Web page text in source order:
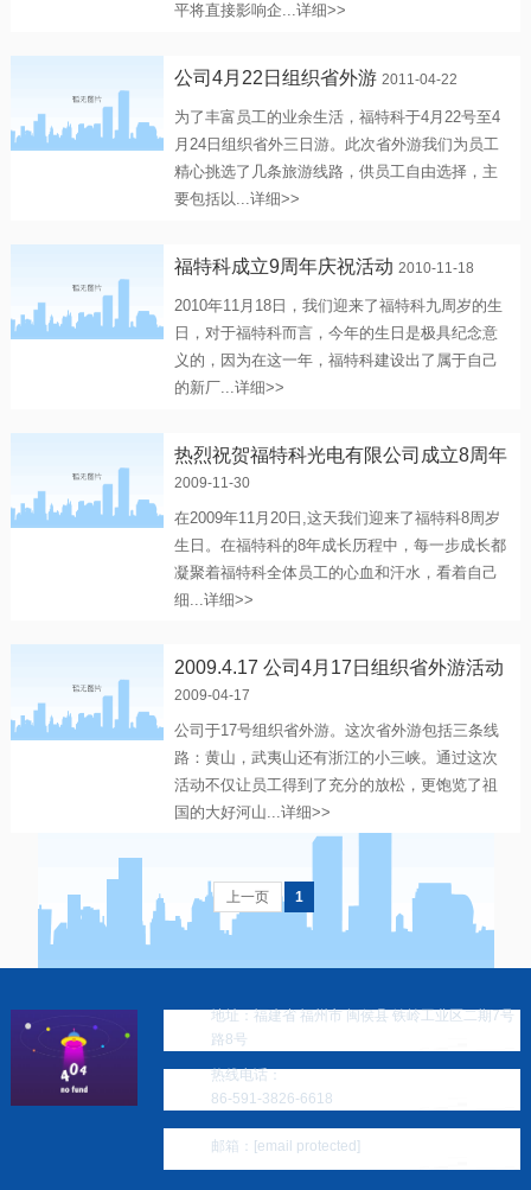
平将直接影响企...详细>>
公司4月22日组织省外游 2011-04-22
为了丰富员工的业余生活，福特科于4月22号至4
月24日组织省外三日游。此次省外游我们为员工
精心挑选了几条旅游线路，供员工自由选择，主
要包括以...详细>>
福特科成立9周年庆祝活动 2010-11-18
2010年11月18日，我们迎来了福特科九周岁的生
日，对于福特科而言，今年的生日是极具纪念意
义的，因为在这一年，福特科建设出了属于自己
的新厂...详细>>
热烈祝贺福特科光电有限公司成立8周年
2009-11-30
在2009年11月20日,这天我们迎来了福特科8周岁
生日。在福特科的8年成长历程中，每一步成长都
凝聚着福特科全体员工的心血和汗水，看着自己
细... 详细>>
2009.4.17 公司4月17日组织省外游活动
2009-04-17
公司于17号组织省外游。这次省外游包括三条线
路：黄山，武夷山还有浙江的小三峡。通过这次
活动不仅让员工得到了充分的放松，更饱览了祖
国的大好河山... 详细>>
上一页 1
地址：福建省 福州市 闽侯县 铁岭工业区二期7号
路8号
热线电话：
86-591-3826-6618
邮箱： [email protected]